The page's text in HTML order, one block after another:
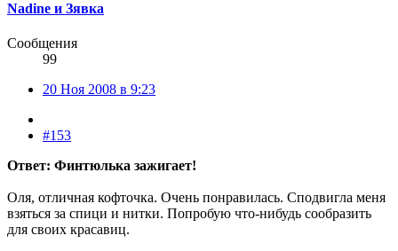
Nadine и Зявка
Сообщения
99
20 Ноя 2008 в 9:23
#153
Ответ: Финтюлька зажигает!
Оля, отличная кофточка. Очень понравилась. Сподвигла меня
взяться за спици и нитки. Попробую что-нибудь сообразить
для своих красавиц.